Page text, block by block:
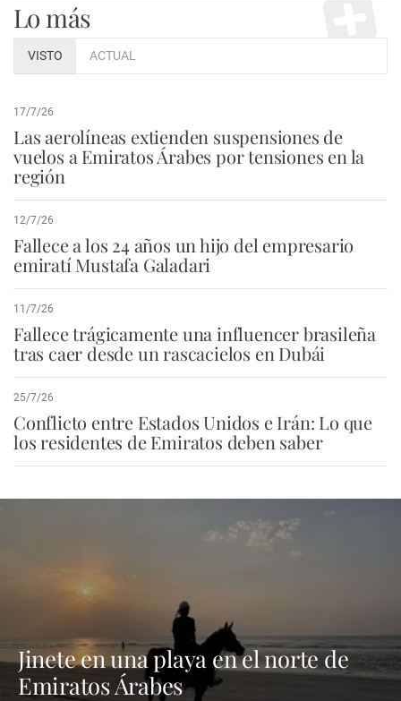
Lo más
VISTO ACTUAL
17/7/26
Las aerolíneas extienden suspensiones de
vuelos a Emiratos Árabes por tensiones en la
región
12/7/26
Fallece a los 24 años un hijo del empresario
emiratí Mustafa Galadari
11/7/26
Fallece trágicamente una influencer brasileña
tras caer desde un rascacielos en Dubái
25/7/26
Conflicto entre Estados Unidos e Irán: Lo que
los residentes de Emiratos deben saber
Jinete en una playa en el norte de
Emiratos Árabes